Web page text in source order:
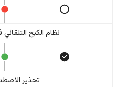
نظام الكبح
تحذير